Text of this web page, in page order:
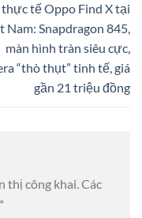
tế Oppo Find X tại
Nam: Snapdragon 845,
màn hình tràn siêu cực,
“thò thụt” tinh tế, giá
gần 21 triệu đồng
thị công khai.Các
*